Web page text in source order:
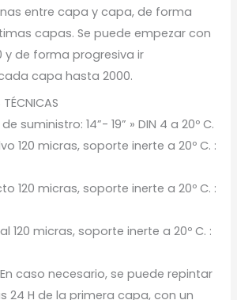
entre capa y capa, de forma
capas. Se puede empezar con
y de forma progresiva ir
capa hasta 2000.
TÉCNICAS
suministro: 14”- 19” » DIN 4 a 20º C.
120 micras, soporte inerte a 20º C. :
120 micras, soporte inerte a 20º C. :
120 micras, soporte inerte a 20º C. :
caso necesario, se puede repintar
24 H de la primera capa, con un